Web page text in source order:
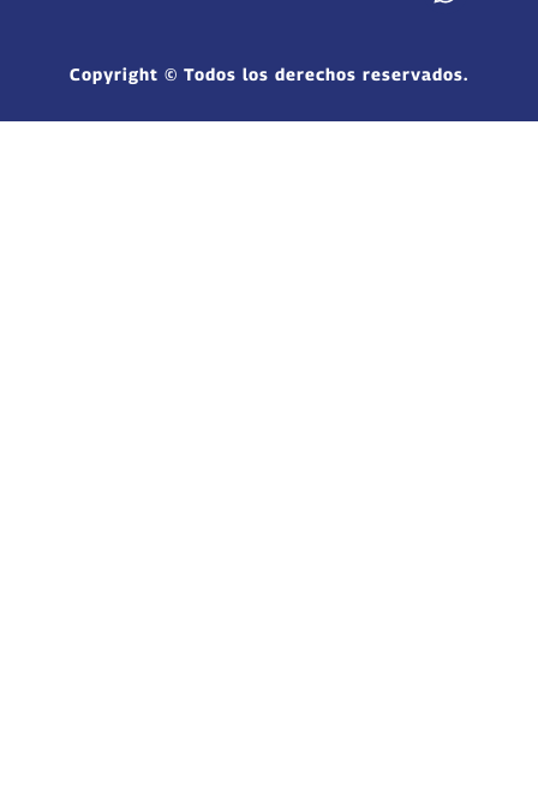
Copyright © Todos los derechos reservados.